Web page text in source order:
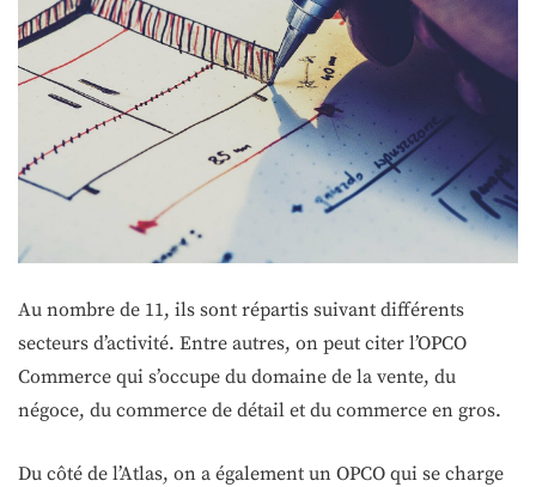
Au nombre de 11, ils sont répartis suivant différents
secteurs d’activité. Entre autres, on peut citer l’OPCO
Commerce qui s’occupe du domaine de la vente, du
négoce, du commerce de détail et du commerce en gros.
Du côté de l’Atlas, on a également un OPCO qui se charge